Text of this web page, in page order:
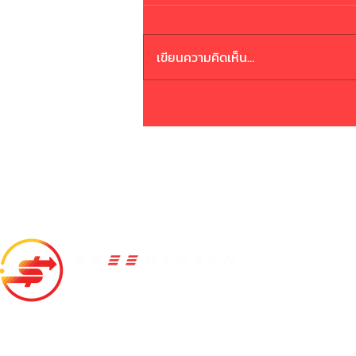
เขียนความคิดเห็น…